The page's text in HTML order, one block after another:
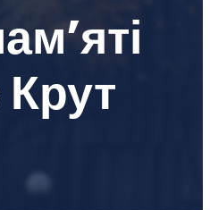
Крут